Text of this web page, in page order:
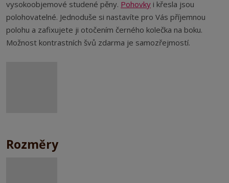
vysokoobjemové studené pěny. Pohovky i křesla jsou
polohovatelné. Jednoduše si nastavíte pro Vás příjemnou
polohu a zafixujete ji otočením černého kolečka na boku.
Možnost kontrastních švů zdarma je samozřejmostí.
Rozměry